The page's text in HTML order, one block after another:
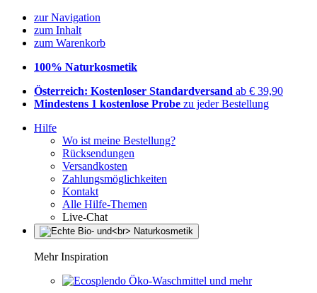
zur Navigation
zum Inhalt
zum Warenkorb
100% Naturkosmetik
Österreich: Kostenloser Standardversand ab € 39,90
Mindestens 1 kostenlose Probe zu jeder Bestellung
Hilfe
Wo ist meine Bestellung?
Rücksendungen
Versandkosten
Zahlungsmöglichkeiten
Kontakt
Alle Hilfe-Themen
Live-Chat
Mehr Inspiration
Öko-Waschmittel und mehr